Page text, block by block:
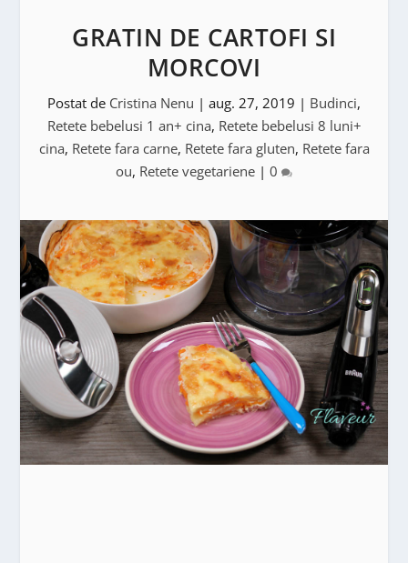
GRATIN DE CARTOFI SI
MORCOVI
Postat de Cristina Nenu | aug. 27, 2019 | Budinci,
Retete bebelusi 1 an+ cina, Retete bebelusi 8 luni+
cina, Retete fara carne, Retete fara gluten, Retete fara
ou, Retete vegetariene | 0